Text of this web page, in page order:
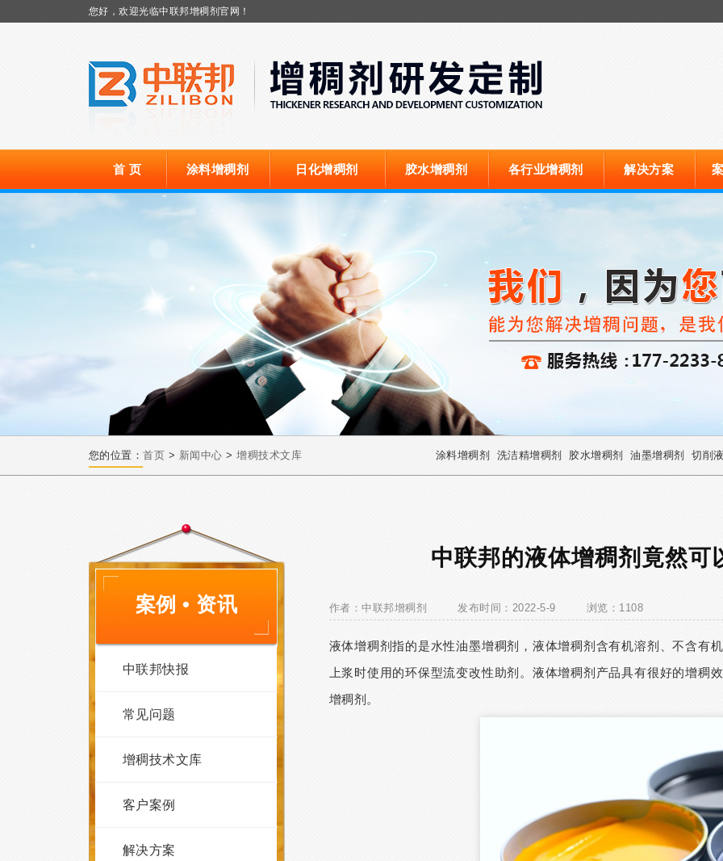
您好，欢迎光临中联邦增稠剂官网！
首 页 涂料增稠剂 日化增稠剂 胶水增稠剂 各行业增稠剂 解决方案
您的位置： 首页 > 新闻中心 > 增稠技术文库 涂料增稠剂 洗洁精增稠剂 胶水增稠剂 油墨增稠剂 切削
案例 • 资讯
中联邦快报
常见问题
增稠技术文库
客户案例
解决方案
中联邦的液体增稠剂竟然可
作者：中联邦增稠剂 发布时间：2022-5-9 浏览：1108
液体增稠剂指的是水性油墨增稠剂，液体增稠剂含有机溶剂、不含有
上浆时使用的环保型流变改性助剂。液体增稠剂产品具有很好的增稠
增稠剂。